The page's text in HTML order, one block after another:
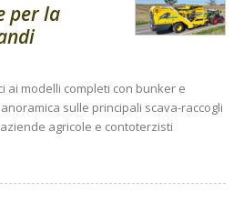
per la
ai modelli completi con bunker e
sulle principali scava-raccogli
agricole e contoterzisti